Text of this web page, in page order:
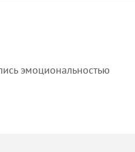
эмоциональностью